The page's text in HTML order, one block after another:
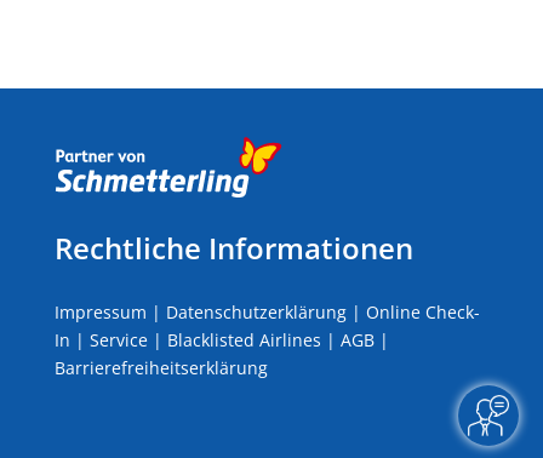
Rechtliche Informationen
Impressum | Datenschutzerklärung| Online Check-
In | Service| Blacklisted Airlines | AGB|
Barrierefreiheitserklärung